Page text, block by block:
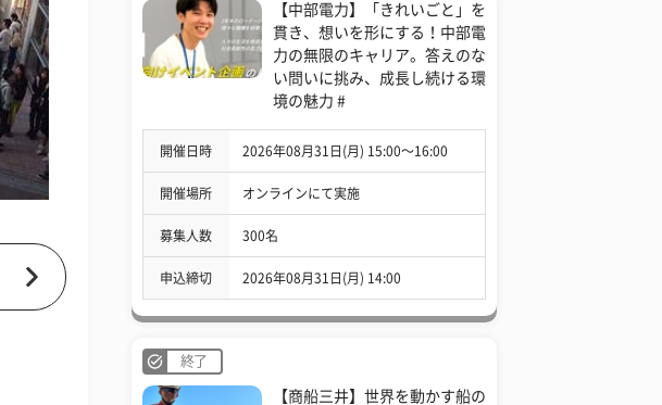
【中部電力】「きれいごと」を
貫き、想いを形にする！中部電
力の無限のキャリア。答えのな
い問いに挑み、成長し続ける環
境の魅力 #
開催日時 2026年08月31日(月) 15:00〜16:00
開催場所 オンラインにて実施
募集人数 300名
申込締切 2026年08月31日(月) 14:00
終了
【商船三井】世界を動かす船の